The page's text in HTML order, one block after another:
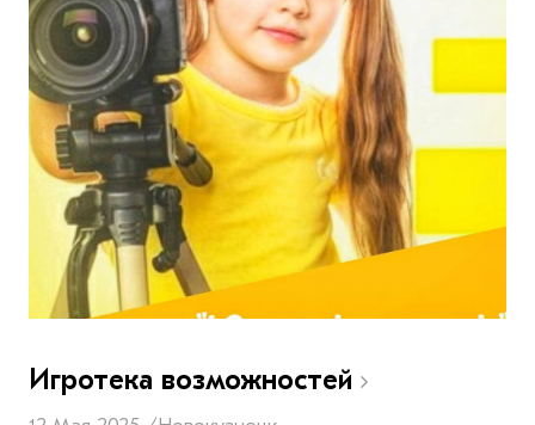
Игротека возможностей